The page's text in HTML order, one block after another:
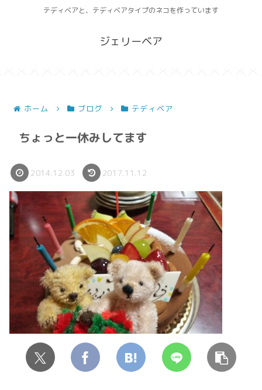
テディベアと、テディベアタイプのネコを作っています
ジェリーベア
ホーム ブログ テディベア
ちょっと一休みしてます
2014.12.03 2017.11.12